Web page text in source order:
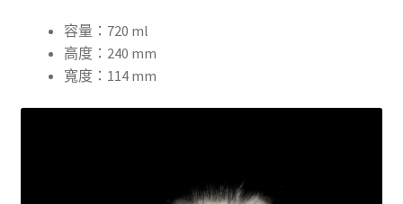
容量：720 ml
高度：240 mm
寬度：114 mm